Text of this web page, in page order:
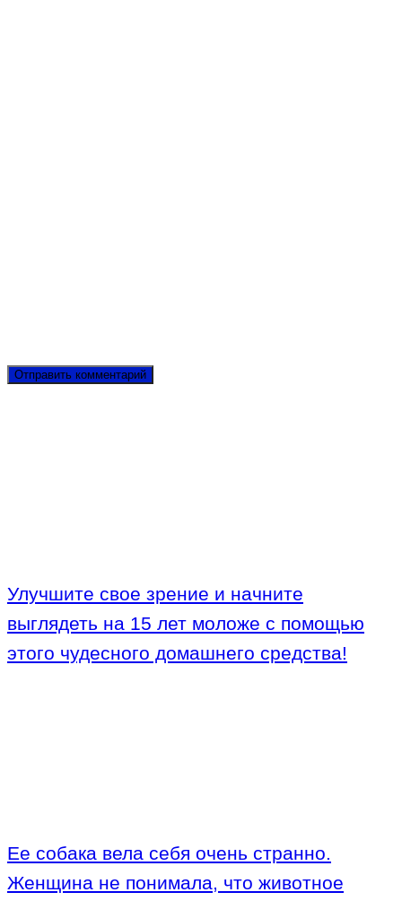
Улучшите свое зрение и начните
выглядеть на 15 лет моложе с помощью
этого чудесного домашнего средства!
Ее собака вела себя очень странно.
Женщина не понимала, что животное